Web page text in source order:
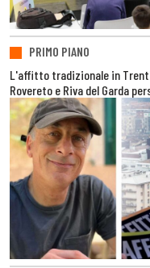
PRIMO PIANO
L'affitto tradizionale in
Rovereto e Riva del Garda